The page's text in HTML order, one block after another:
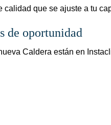
calidad que se ajuste a tu
de oportunidad
Caldera están en